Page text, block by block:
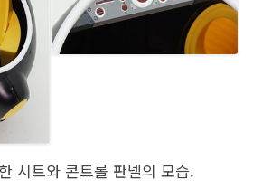
시트와 콘트롤 판넬의 모습.